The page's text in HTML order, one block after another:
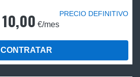
10,00 €/mes
PRECIO DEFINITIVO
CONTRATAR